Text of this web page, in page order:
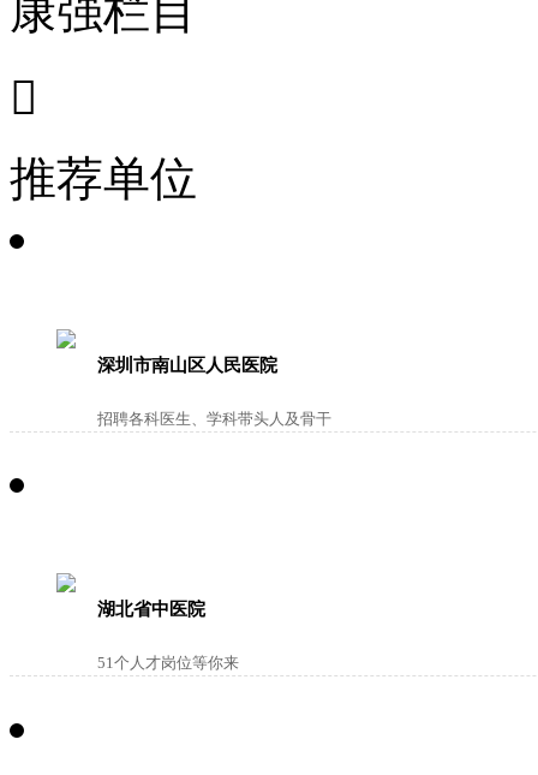
康强栏目

推荐单位
深圳市南山区人民医院
招聘各科医生、学科带头人及骨干
湖北省中医院
51个人才岗位等你来